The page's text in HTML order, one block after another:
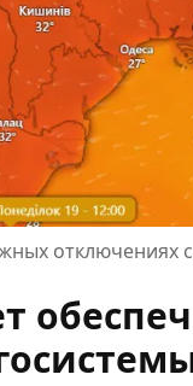
отключениях